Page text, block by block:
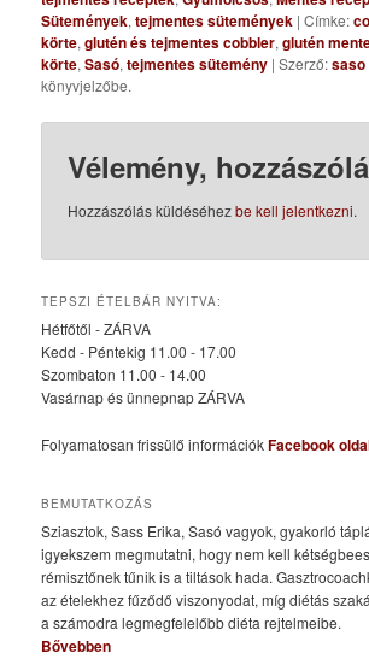
Sütemények,tejmentes sütemények | Címke:
körte,glutén és tejmentes cobbler,glutén
körte,Sasó,tejmentes sütemény | Szerző:saso
könyvjelzőbe.
Vélemény,
Hozzászólás küldéséhezbe kell jelentkezni.
TEPSZI ÉTELBÁR NYITVA:
Hétfőtől - ZÁRVA
Kedd - Péntekig 11.00 - 17.00
Szombaton 11.00 - 14.00
Vasárnap és ünnepnap ZÁRVA
Folyamatosan frissülő információkFacebook
BEMUTATKOZÁS
Sziasztok, Sass Erika, Sasó vagyok, gyakorló
igyekszem megmutatni, hogy nem kell
rémisztőnek tűnik is a tiltások hada.
az ételekhez fűződő viszonyodat, míg diétás
a számodra legmegfelelőbb diéta rejtelmeibe.
Bővebben